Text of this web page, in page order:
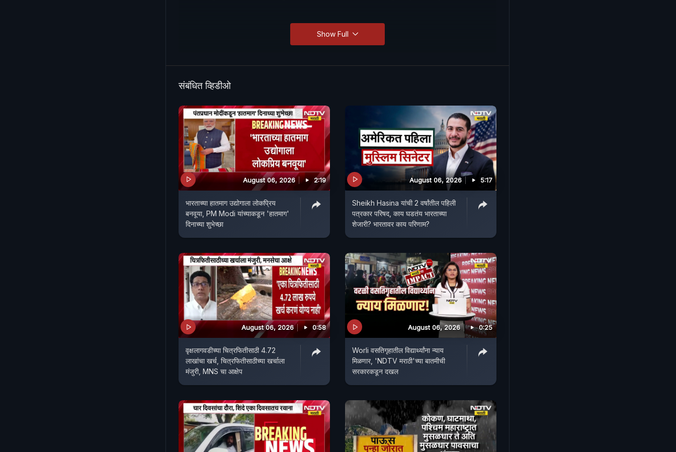
Show Full
संबंधित व्हिडीओ
August 06, 2026 2:19
भारताच्या हातमाग उद्योगाला लोकप्रिय
बनवूया, PM Modi यांच्याकडून 'हातमाग'
दिनाच्या शुभेच्छा
August 06, 2026 5:17
Sheikh Hasina यांची 2 वर्षांतील पहिली
पत्रकार परिषद, काय घडतंय भारताच्या
शेजारी? भारतावर काय परिणाम?
August 06, 2026 0:58
वृक्षलागवडीच्या चित्रफितीसाठी 4.72
लाखांचा खर्च, चित्रफितीसाठीच्या खर्चाला
मंजुरी, MNS चा आक्षेप
August 06, 2026 0:25
Worli वसतिगृहातील विद्यार्थ्यांना न्याय
मिळणार, 'NDTV मराठी'च्या बातमीची
सरकारकडून दखल